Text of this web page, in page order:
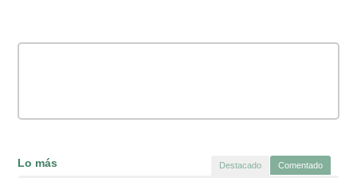
Lo más Destacado Comentado